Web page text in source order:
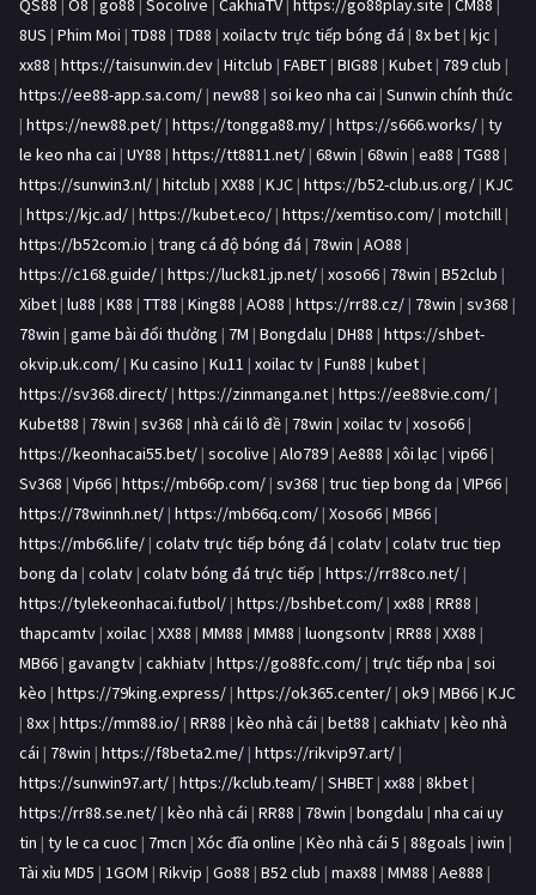
QS88 | O8 | go88 | Socolive | CakhiaTV | https://go88play.site | CM88 |
8US | Phim Moi | TD88 | TD88 | xoilactv trực tiếp bóng đá | 8x bet | kjc |
xx88 | https://taisunwin.dev | Hitclub | FABET | BIG88 | Kubet | 789 club |
https://ee88-app.sa.com/ | new88 | soi keo nha cai | Sunwin chính thức
| https://new88.pet/ | https://tongga88.my/ | https://s666.works/ | ty
le keo nha cai | UY88 | https://tt8811.net/ | 68win | 68win | ea88 | TG88 |
https://sunwin3.nl/ | hitclub | XX88 | KJC | https://b52-club.us.org/ | KJC
| https://kjc.ad/ | https://kubet.eco/ | https://xemtiso.com/ | motchill |
https://b52com.io | trang cá độ bóng đá | 78win | AO88 |
https://c168.guide/ | https://luck81.jp.net/ | xoso66 | 78win | B52club |
Xibet | lu88 | K88 | TT88 | King88 | AO88 | https://rr88.cz/ | 78win | sv368 |
78win | game bài đổi thưởng | 7M | Bongdalu | DH88 | https://shbet-
okvip.uk.com/ | Ku casino | Ku11 | xoilac tv | Fun88 | kubet |
https://sv368.direct/ | https://zinmanga.net | https://ee88vie.com/ |
Kubet88 | 78win | sv368 | nhà cái lô đề | 78win | xoilac tv | xoso66 |
https://keonhacai55.bet/ | socolive | Alo789 | Ae888 | xôi lạc | vip66 |
Sv368 | Vip66 | https://mb66p.com/ | sv368 | truc tiep bong da | VIP66 |
https://78winnh.net/ | https://mb66q.com/ | Xoso66 | MB66 |
https://mb66.life/ | colatv trực tiếp bóng đá | colatv | colatv truc tiep
bong da | colatv | colatv bóng đá trực tiếp | https://rr88co.net/ |
https://tylekeonhacai.futbol/ | https://bshbet.com/ | xx88 | RR88 |
thapcamtv | xoilac | XX88 | MM88 | MM88 | luongsontv | RR88 | XX88 |
MB66 | gavangtv | cakhiatv | https://go88fc.com/ | trực tiếp nba | soi
kèo | https://79king.express/ | https://ok365.center/ | ok9 | MB66 | KJC
| 8xx | https://mm88.io/ | RR88 | kèo nhà cái | bet88 | cakhiatv | kèo nhà
cái | 78win | https://f8beta2.me/ | https://rikvip97.art/ |
https://sunwin97.art/ | https://kclub.team/ | SHBET | xx88 | 8kbet |
https://rr88.se.net/ | kèo nhà cái | RR88 | 78win | bongdalu | nha cai uy
tin | ty le ca cuoc | 7mcn | Xóc đĩa online | Kèo nhà cái 5 | 88goals | iwin |
Tài xỉu MD5 | 1GOM | Rikvip | Go88 | B52 club | max88 | MM88 | Ae888 |